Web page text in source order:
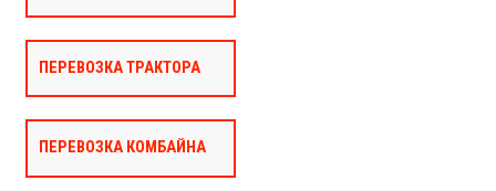
ПЕРЕВОЗКА ТРАКТОРА
ПЕРЕВОЗКА КОМБАЙНА